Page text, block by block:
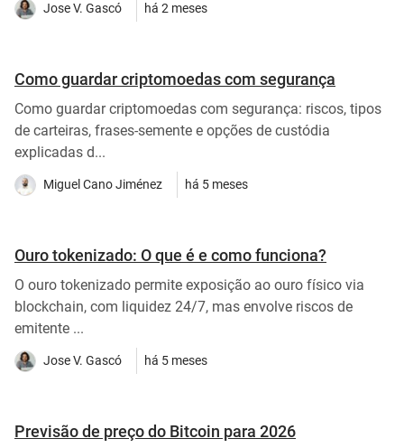
Jose V. Gascó há 2 meses
Como guardar criptomoedas com segurança
Como guardar criptomoedas com segurança: riscos, tipos
de carteiras, frases-semente e opções de custódia
explicadas d...
Miguel Cano Jiménez há 5 meses
Ouro tokenizado: O que é e como funciona?
O ouro tokenizado permite exposição ao ouro físico via
blockchain, com liquidez 24/7, mas envolve riscos de
emitente ...
Jose V. Gascó há 5 meses
Previsão de preço do Bitcoin para 2026